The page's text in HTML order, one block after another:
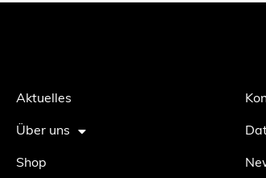
Aktuelles
Über uns
Shop